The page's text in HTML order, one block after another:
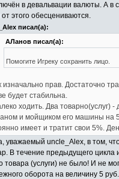
в девальвации валюты. А в
от этого обесцениваются.
писал(а):
АЛанов писал(а):
Помогите Игреку сохранить лицо.
изначально прав. Достаточно
будет стабильна.
ходить. Два
и мойщиком его машины на
имеет и тратит свои 5%.
уважаемый uncle_Alex, в том,
В течение предыдущего цикла
товара (услуги) не было! И не
оборота на величину 5